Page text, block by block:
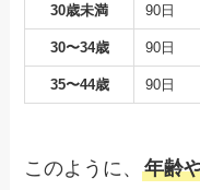
30歳未満 90日
30〜34歳 90日
35〜44歳 90日
このように、年齢